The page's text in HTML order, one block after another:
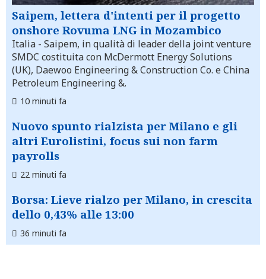
Saipem, lettera d'intenti per il progetto
onshore Rovuma LNG in Mozambico
Italia - Saipem, in qualità di leader della joint venture
SMDC costituita con McDermott Energy Solutions
(UK), Daewoo Engineering & Construction Co. e China
Petroleum Engineering &.
10 minuti fa
Nuovo spunto rialzista per Milano e gli
altri Eurolistini, focus sui non farm
payrolls
22 minuti fa
Borsa: Lieve rialzo per Milano, in crescita
dello 0,43% alle 13:00
36 minuti fa